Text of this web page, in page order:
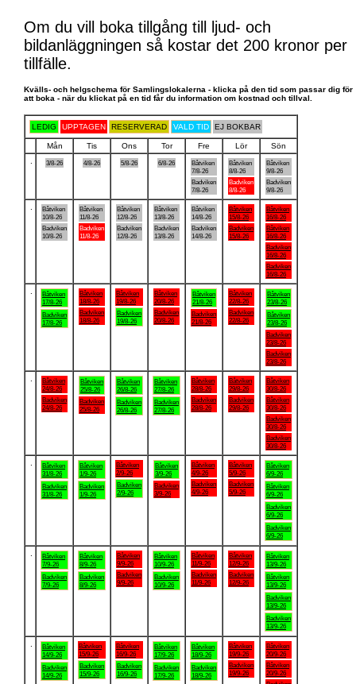
Om du vill boka tillgång till ljud- och
bildanläggningen så kostar det 200 kronor per
tillfälle.
Kvälls- och helgschema för Samlingslokalerna - klicka på den tid som passar dig för
att boka - när du klickat på en tid får du information om kostnad och tillval.
LEDIG UPPTAGEN RESERVERAD VALD TID EJ BOKBAR
Mån Tis Ons Tor Fre Lör
Sön
3/8-26 4/8-26 5/8-26 6/8-26
Båtviken
7/8-26
Badviken
7/8-26
Båtviken
8/8-26
Badviken
8/8-26
Båtviken
9/8-26
Badviken
9/8-26
Båtviken
10/8-26
Badviken
10/8-26
Båtviken
11/8-26
Badviken
11/8-26
Båtviken
12/8-26
Badviken
12/8-26
Båtviken
13/8-26
Badviken
13/8-26
Båtviken
14/8-26
Badviken
14/8-26
Båtviken
15/8-26
Badviken
15/8-26
Båtviken
16/8-26
Båtviken
16/8-26
Badviken
16/8-26
Badviken
16/8-26
Båtviken
17/8-26
Badviken
17/8-26
Båtviken
18/8-26
Badviken
18/8-26
Båtviken
19/8-26
Badviken
19/8-26
Båtviken
20/8-26
Badviken
20/8-26
Båtviken
21/8-26
Badviken
21/8-26
Båtviken
22/8-26
Badviken
22/8-26
Båtviken
23/8-26
Båtviken
23/8-26
Badviken
23/8-26
Badviken
23/8-26
Båtviken
24/8-26
Badviken
24/8-26
Båtviken
25/8-26
Badviken
25/8-26
Båtviken
26/8-26
Badviken
26/8-26
Båtviken
27/8-26
Badviken
27/8-26
Båtviken
28/8-26
Badviken
28/8-26
Båtviken
29/8-26
Badviken
29/8-26
Båtviken
30/8-26
Båtviken
30/8-26
Badviken
30/8-26
Badviken
30/8-26
Båtviken
31/8-26
Badviken
31/8-26
Båtviken
1/9-26
Badviken
1/9-26
Båtviken
2/9-26
Badviken
2/9-26
Båtviken
3/9-26
Badviken
3/9-26
Båtviken
4/9-26
Badviken
4/9-26
Båtviken
5/9-26
Badviken
5/9-26
Båtviken
6/9-26
Båtviken
6/9-26
Badviken
6/9-26
Badviken
6/9-26
Båtviken
7/9-26
Badviken
7/9-26
Båtviken
8/9-26
Badviken
8/9-26
Båtviken
9/9-26
Badviken
9/9-26
Båtviken
10/9-26
Badviken
10/9-26
Båtviken
11/9-26
Badviken
11/9-26
Båtviken
12/9-26
Badviken
12/9-26
Båtviken
13/9-26
Båtviken
13/9-26
Badviken
13/9-26
Badviken
13/9-26
Båtviken
14/9-26
Badviken
14/9-26
Båtviken
15/9-26
Badviken
15/9-26
Båtviken
16/9-26
Badviken
16/9-26
Båtviken
17/9-26
Badviken
17/9-26
Båtviken
18/9-26
Badviken
18/9-26
Båtviken
19/9-26
Badviken
19/9-26
Båtviken
20/9-26
Båtviken
20/9-26